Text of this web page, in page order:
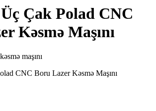
Çak Polad CNC
Kəsmə Maşını
CNC Boru Lazer Kəsmə Maşını